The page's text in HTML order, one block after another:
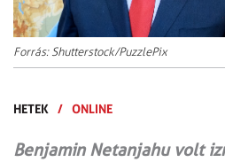
Forrás: Shutterstock/PuzzlePix
HETEK / ONLINE
Benjamin Netanjahu volt